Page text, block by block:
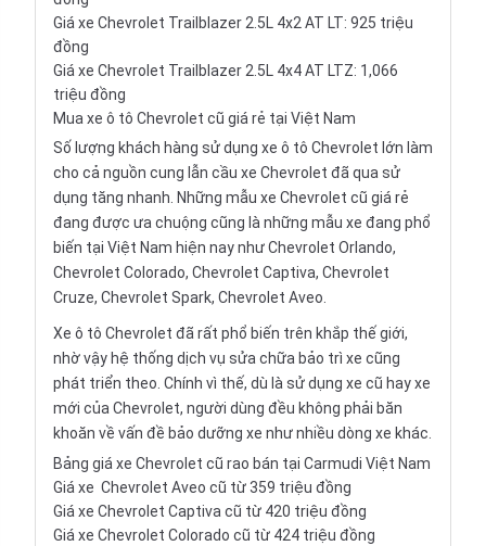
Giá xe Chevrolet Trailblazer 2.5L 4x2 AT LT: 925 triệu
đồng
Giá xe Chevrolet Trailblazer 2.5L 4x4 AT LTZ: 1,066
triệu đồng
Mua xe ô tô Chevrolet cũ giá rẻ tại Việt Nam
Số lượng khách hàng sử dụng xe ô tô Chevrolet lớn làm
cho cả nguồn cung lẫn cầu xe Chevrolet đã qua sử
dụng tăng nhanh. Những mẫu xe Chevrolet cũ giá rẻ
đang được ưa chuộng cũng là những mẫu xe đang phổ
biến tại Việt Nam hiện nay như Chevrolet Orlando,
Chevrolet Colorado, Chevrolet Captiva, Chevrolet
Cruze, Chevrolet Spark, Chevrolet Aveo.
Xe ô tô Chevrolet đã rất phổ biến trên khắp thế giới,
nhờ vậy hệ thống dịch vụ sửa chữa bảo trì xe cũng
phát triển theo. Chính vì thế, dù là sử dụng xe cũ hay xe
mới của Chevrolet, người dùng đều không phải băn
khoăn về vấn đề bảo dưỡng xe như nhiều dòng xe khác.
Bảng giá xe Chevrolet cũ rao bán tại Carmudi Việt Nam
Giá xe Chevrolet Aveo cũ từ 359 triệu đồng
Giá xe Chevrolet Captivacũ từ 420 triệu đồng
Giá xe Chevrolet Colorado cũ từ 424 triệu đồng